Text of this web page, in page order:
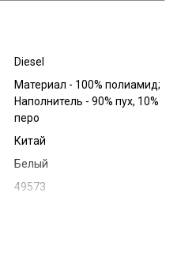
Diesel
Материал - 100% полиамид;
Наполнитель - 90% пух, 10%
перо
Китай
Белый
49573